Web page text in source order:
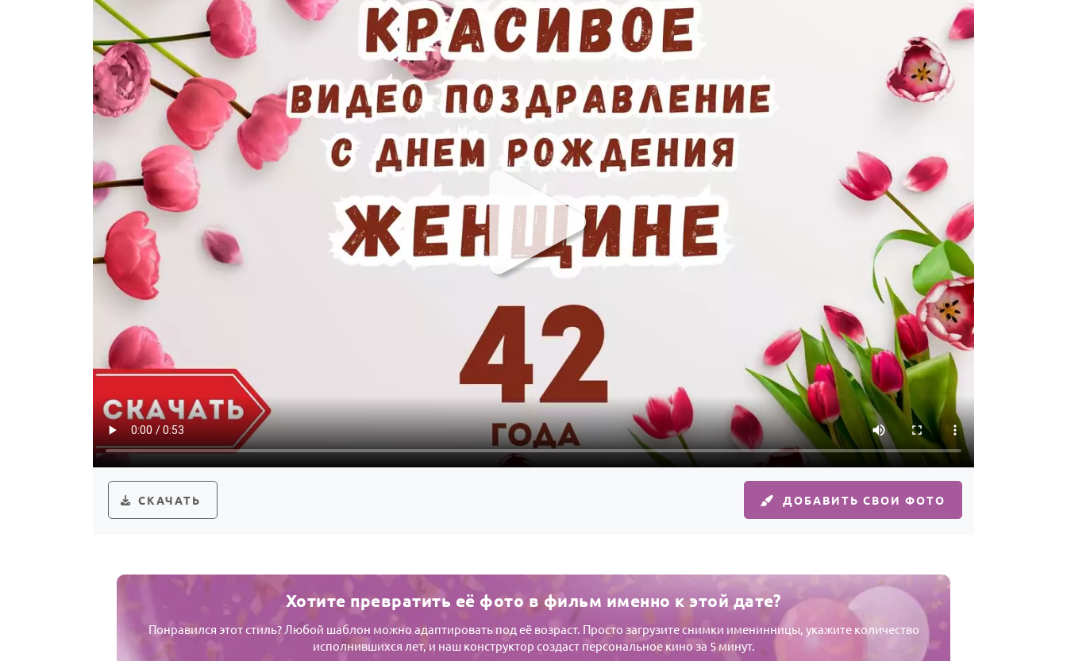
СКАЧАТЬ ДОБАВИТЬ СВОИ ФОТО
Хотите превратить её фото в фильм именно к этой дате?
Понравился этот стиль? Любой шаблон можно адаптировать под её возраст. Просто загрузите снимки именинницы, укажите количество
исполнившихся лет, и наш конструктор создаст персональное кино за 5 минут.